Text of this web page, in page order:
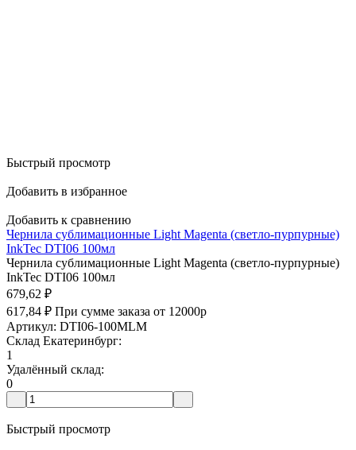
Быстрый просмотр
Добавить в избранное
Добавить к сравнению
Чернила сублимационные Light Magenta (светло-пурпурные)
InkTec DTI06 100мл
Чернила сублимационные Light Magenta (светло-пурпурные)
InkTec DTI06 100мл
679,62 ₽
617,84 ₽ При сумме заказа от 12000р
Артикул: DTI06-100MLM
Склад Екатеринбург:
1
Удалённый склад:
0
Быстрый просмотр